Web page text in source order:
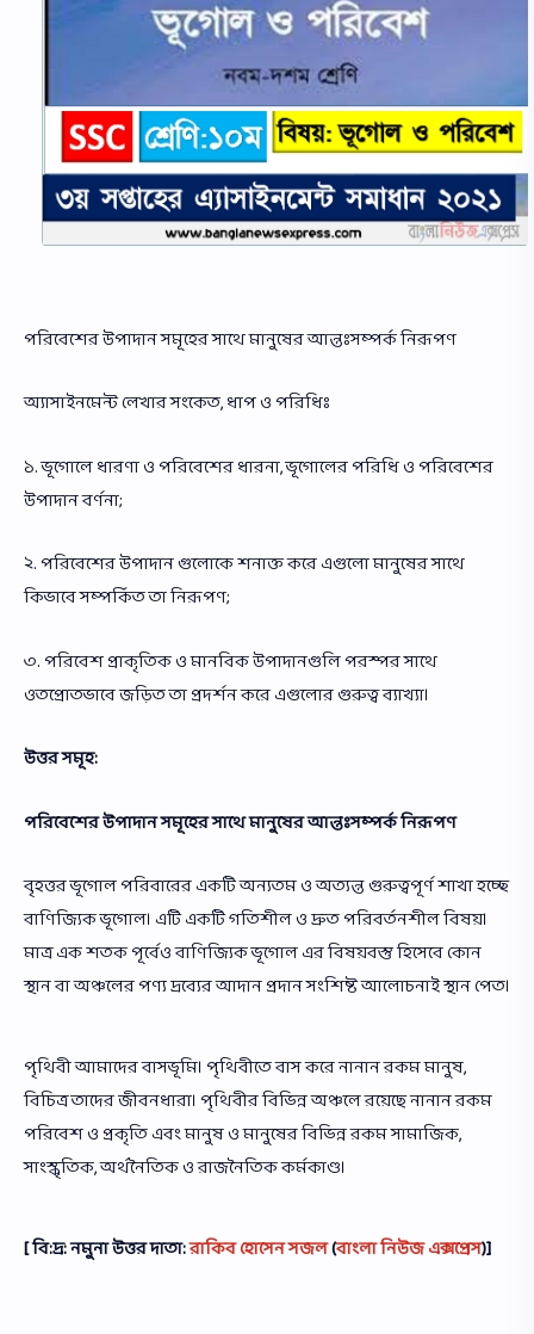
পরিবেশের উপাদান সমূহের সাথে মানুষের আন্তঃসম্পর্ক নিরূপণ
অ্যাসাইনমেন্ট লেখার সংকেত, ধাপ ও পরিধিঃ
১. ভূগোলে ধারণা ও পরিবেশের ধারনা, ভূগোলের পরিধি ও পরিবেশের
উপাদান বর্ণনা;
২. পরিবেশের উপাদান গুলোকে শনাক্ত করে এগুলো মানুষের সাথে
কিভাবে সম্পর্কিত তা নিরূপণ;
৩. পরিবেশ প্রাকৃতিক ও মানবিক উপাদানগুলি পরস্পর সাথে
ওতপ্রোতভাবে জড়িত তা প্রদর্শন করে এগুলোর গুরুত্ব ব্যাখ্যা।
উত্তর সমূহ:
পরিবেশের উপাদান সমূহের সাথে মানুষের আন্তঃসম্পর্ক নিরূপণ
বৃহত্তর ভূগোল পরিবারের একটি অন্যতম ও অত্যন্ত গুরুত্বপূর্ণ শাখা হচ্ছে
বাণিজ্যিক ভূগোল। এটি একটি গতিশীল ও দ্রুত পরিবর্তনশীল বিষয়।
মাত্র এক শতক পূর্বেও বাণিজ্যিক ভূগোল এর বিষয়বস্তু হিসেবে কোন
স্থান বা অঞ্চলের পণ্য দ্রব্যের আদান প্রদান সংশিষ্ট আলোচনাই স্থান পেত।
পৃথিবী আমাদের বাসভূমি। পৃথিবীতে বাস করে নানান রকম মানুষ,
বিচিত্র তাদের জীবনধারা। পৃথিবীর বিভিন্ন অঞ্চলে রয়েছে নানান রকম
পরিবেশ ও প্রকৃতি এবং মানুষ ও মানুষের বিভিন্ন রকম সামাজিক,
সাংস্কৃতিক, অর্থনৈতিক ও রাজনৈতিক কর্মকাণ্ড।
[ বি:দ্র: নমুনা উত্তর দাতা:রাকিব হোসেন সজল(বাংলা নিউজ এক্সপ্রেস)]